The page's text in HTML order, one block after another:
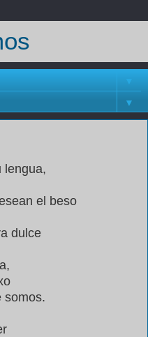
▼
▼
lengua,
el beso
dulce
somos.